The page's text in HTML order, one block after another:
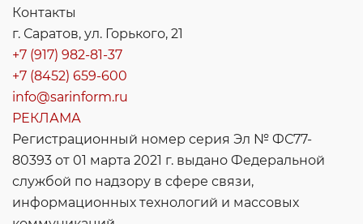
Контакты
г. Саратов, ул. Горького, 21
+7 (917) 982-81-37
+7 (8452) 659-600
info@sarinform.ru
РЕКЛАМА
Регистрационный номер серия Эл № ФС77-
80393 от 01 марта 2021 г. выдано Федеральной
службой по надзору в сфере связи,
информационных технологий и массовых